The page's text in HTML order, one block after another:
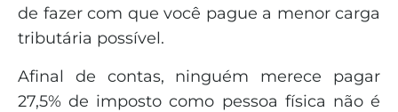
de fazer com que você pague a menor carga
tributária possível.
Afinal de contas, ninguém merece pagar
27,5% de imposto como pessoa física não é